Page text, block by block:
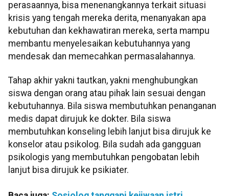
perasaannya, bisa menenangkannya terkait situasi
krisis yang tengah mereka derita, menanyakan apa
kebutuhan dan kekhawatiran mereka, serta mampu
membantu menyelesaikan kebutuhannya yang
mendesak dan memecahkan permasalahannya.
Tahap akhir yakni tautkan, yakni menghubungkan
siswa dengan orang atau pihak lain sesuai dengan
kebutuhannya. Bila siswa membutuhkan penanganan
medis dapat dirujuk ke dokter. Bila siswa
membutuhkan konseling lebih lanjut bisa dirujuk ke
konselor atau psikolog. Bila sudah ada gangguan
psikologis yang membutuhkan pengobatan lebih
lanjut bisa dirujuk ke psikiater.